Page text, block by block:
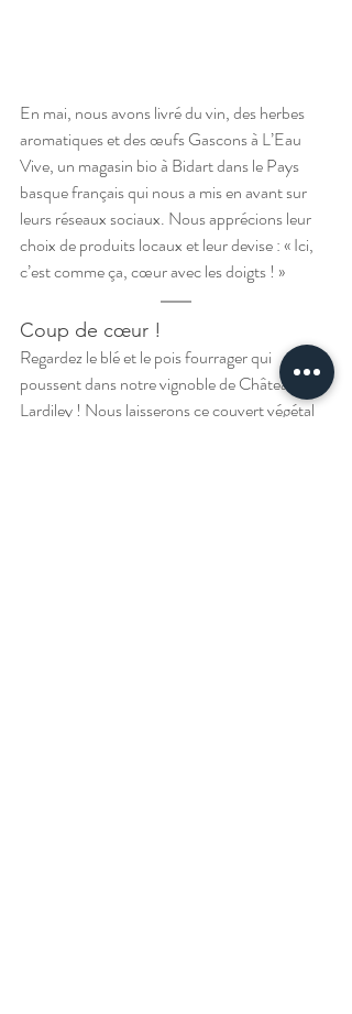
En mai, nous avons livré du vin, des herbes
aromatiques et des œufs Gascons à L’Eau
Vive, un magasin bio à Bidart dans le Pays
basque français qui nous a mis en avant sur
leurs réseaux sociaux. Nous apprécions leur
choix de produits locaux et leur devise : « Ici,
c’est comme ça, cœur avec les doigts ! »
Coup de cœur !
Regardez le blé et le pois fourrager qui
poussent dans notre vignoble de Château de
Lardiley ! Nous laisserons ce couvert végétal